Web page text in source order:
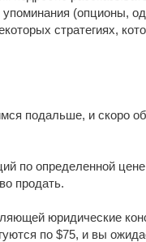
(опционы,
стратегиях,
подальше, и скоро
по определенной
продать.
юридические
по $75, и вы